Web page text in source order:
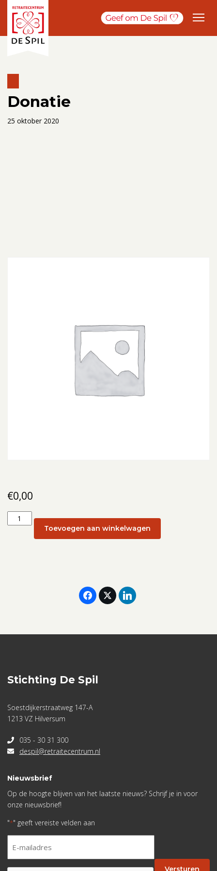
Donatie
25 oktober 2020
€0,00
Donatie
aantal
Toevoegen aan winkelwagen
Stichting De Spil
Soestdijkerstraatweg 147-A
1213 VZ Hilversum
035 - 30 31 300
despil@retraitecentrum.nl
Nieuwsbrief
Op de hoogte blijven van het laatste nieuws? Schrijf je in voor
onze nieuwsbrief!
"*" geeft vereiste velden aan
mailadres
* Versturen